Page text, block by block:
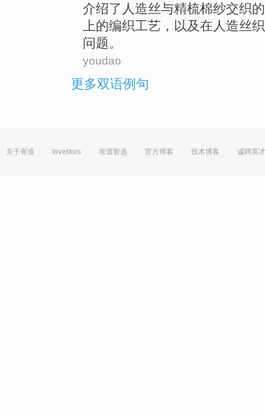
介绍了 人造丝与精梳棉纱交织
上的编织工艺 ，以及在人造丝
问题。
youdao
更多双语例句
关于有道 Investors 有道智选 官方博客 技术博客 诚聘英才